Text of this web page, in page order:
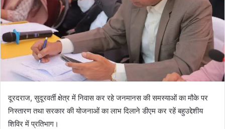
e
m
i
दूरदराज, सुदूरवर्ती क्षेत्र में निवास कर रहे जनमानस की समस्याओं का मौके पर
निस्तारण तथा सरकार की योजनाओं का लाभ दिलाने डीएम कर रहें बहुउद्देशीय
शिविर में प्रतिभाग।